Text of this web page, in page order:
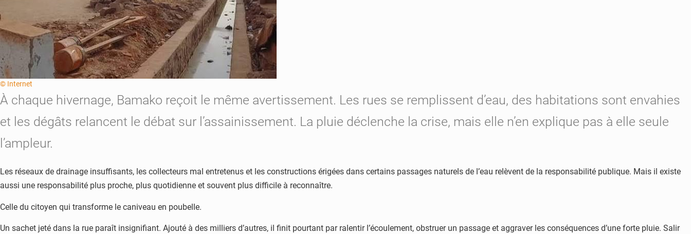
© Internet
À chaque hivernage, Bamako reçoit le même avertissement. Les rues se remplissent d’eau, des habitations sont envahies
et les dégâts relancent le débat sur l’assainissement. La pluie déclenche la crise, mais elle n’en explique pas à elle seule
l’ampleur.
Les réseaux de drainage insuffisants, les collecteurs mal entretenus et les constructions érigées dans certains passages naturels de l’eau relèvent de la responsabilité publique. Mais il existe
aussi une responsabilité plus proche, plus quotidienne et souvent plus difficile à reconnaître.
Celle du citoyen qui transforme le caniveau en poubelle.
Un sachet jeté dans la rue paraît insignifiant. Ajouté à des milliers d’autres, il finit pourtant par ralentir l’écoulement, obstruer un passage et aggraver les conséquences d’une forte pluie. Salir